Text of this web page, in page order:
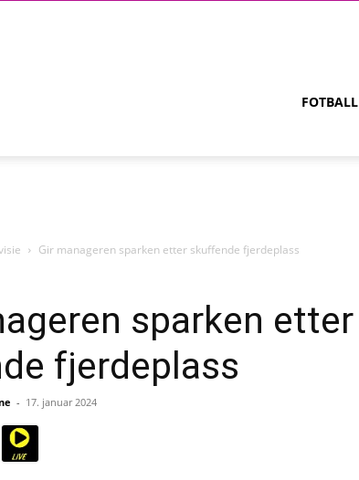
FOTBALL
Gir manageren sparken etter skuffende fjerdeplass
sparken etter
fjerdeplass
- 17. januar 2024